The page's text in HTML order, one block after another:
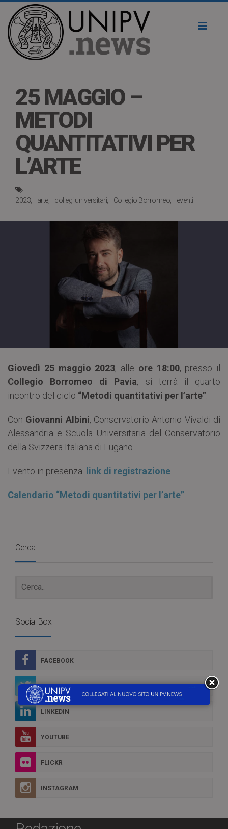
25 MAGGIO –
METODI
QUANTITATIVI PER
L’ARTE
2023 arte collegi universitari Collegio Borromeo eventi
Giovedì 25 maggio 2023, alle ore 18:00, presso il
Collegio Borromeo di Pavia, si terrà il quarto
incontro del ciclo “Metodi quantitativi per l’arte”
Con Giovanni Albini, Conservatorio Antonio Vivaldi di
Alessandria e Scuola Universitaria del Conservatorio
della Svizzera Italiana di Lugano.
Evento in presenza: link di registrazione
Calendario “Metodi quantitativi per l’arte”
Cerca
Social Box
FACEBOOK
TWITTER
LINKEDIN
YOUTUBE
FLICKR
INSTAGRAM